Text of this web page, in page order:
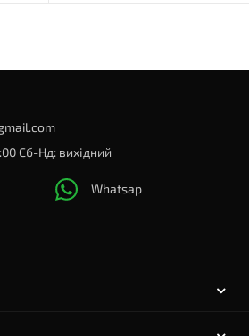
Сб-Нд: вихідний
Whatsap